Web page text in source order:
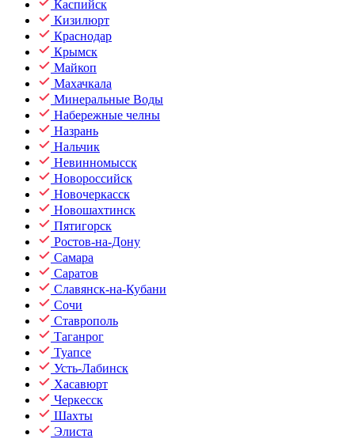
Каспийск
Кизилюрт
Краснодар
Крымск
Майкоп
Махачкала
Минеральные Воды
Набережные челны
Назрань
Нальчик
Невинномысск
Новороссийск
Новочеркасск
Новошахтинск
Пятигорск
Ростов-на-Дону
Самара
Саратов
Славянск-на-Кубани
Сочи
Ставрополь
Таганрог
Туапсе
Усть-Лабинск
Хасавюрт
Черкесск
Шахты
Элиста